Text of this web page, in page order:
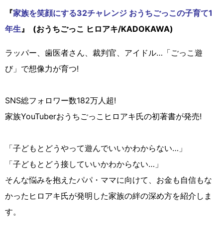
『家族を笑顔にする32チャレンジ おうちごっこの子育て1
年生』 (おうちごっこ ヒロアキ/KADOKAWA)
ラッパー、歯医者さん、裁判官、アイドル…「ごっこ遊
び」で想像力が育つ!
SNS総フォロワー数182万人超!
家族YouTuberおうちごっこヒロアキ氏の初著書が発売!
「子どもとどうやって遊んでいいかわからない…」
「子どもとどう接していいかわからない…」
そんな悩みを抱えたパパ・ママに向けて、お金も自信もな
かったヒロアキ氏が発明した家族の絆の深め方を紹介しま
す。